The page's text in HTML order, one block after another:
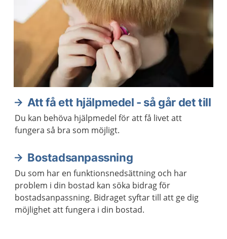
Att få ett hjälpmedel - så går det till
Du kan behöva hjälpmedel för att få livet att
fungera så bra som möjligt.
Bostadsanpassning
Du som har en funktionsnedsättning och har
problem i din bostad kan söka bidrag för
bostadsanpassning. Bidraget syftar till att ge dig
möjlighet att fungera i din bostad.